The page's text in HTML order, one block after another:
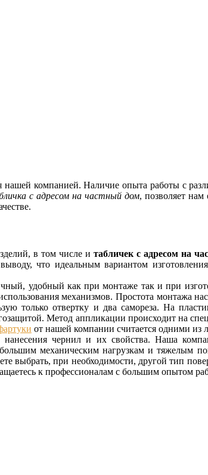
компанией. Наличие опыта работы с
с адресом на частный дом, позволяет нам
в том числе и табличек с адресом на
что идеальным вариантом изготовления
удобный как при монтаже так и при
механизмов. Простота монтажа
только отвертку и два самореза. На
Метод аппликации происходит на
от нашей компании считается одними из
нанесения чернил и их свойства. Наша
механическим нагрузкам и тяжелым
при необходимости, другой тип
к профессионалам с большим опытом